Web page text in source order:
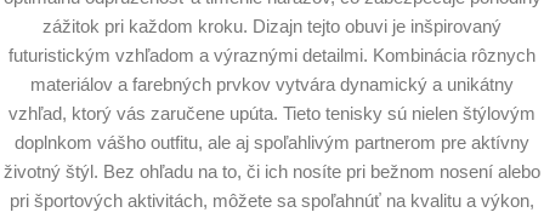
zážitok pri každom kroku. Dizajn tejto obuvi je inšpirovaný
futuristickým vzhľadom a výraznými detailmi. Kombinácia rôznych
materiálov a farebných prvkov vytvára dynamický a unikátny
vzhľad, ktorý vás zaručene upúta. Tieto tenisky sú nielen štýlovým
doplnkom vášho outfitu, ale aj spoľahlivým partnerom pre aktívny
životný štýl. Bez ohľadu na to, či ich nosíte pri bežnom nosení alebo
pri športových aktivitách, môžete sa spoľahnúť na kvalitu a výkon,